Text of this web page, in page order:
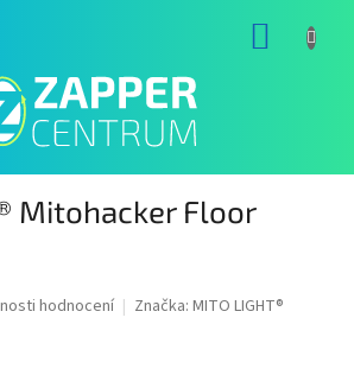
Mitohacker Floor
hodnocení Značka: MITO LIGHT®